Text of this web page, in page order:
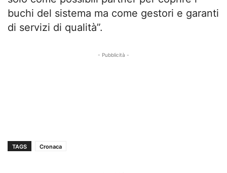
buchi del sistema ma come gestori e garanti
di servizi di qualità”.
- Pubblicità -
TAGS Cronaca